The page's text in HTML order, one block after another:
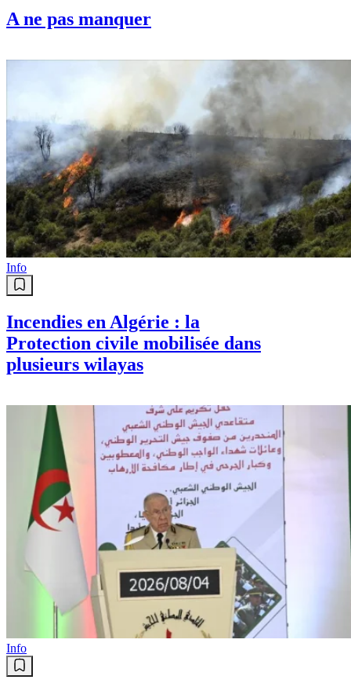
A ne pas manquer
Info
Incendies en Algérie : la
Protection civile mobilisée dans
plusieurs wilayas
Info